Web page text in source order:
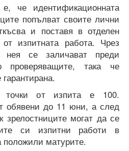
че идентификационната
попълват своите лични
и поставя в отделен
изпитната работа. Чрез
се заличават преди
така че
точки от изпита е 100.
обявени до 11 юни, а след
зрелостниците могат да се
си изпитни работи в
матурите.